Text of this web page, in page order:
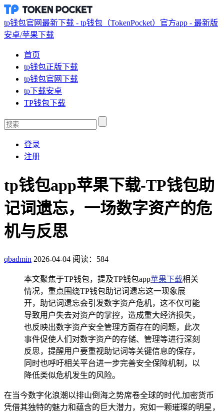
tp钱包官网最新下载 - tp钱包（TokenPocket）官方app - 最新版
安卓/苹果下载
首页
tp钱包正版下载
tp钱包官网下载
tp下载安卓
TP钱包下载
登录
注册
tp钱包app苹果下载-TP钱包助
记词遗忘，一场数字资产的危
机与反思
qbadmin 2026-04-04 阅读：584
本文聚焦于TP钱包，提及TP钱包app苹果下载相关
情况，重点围绕TP钱包助记词遗忘这一现象展
开，助记词遗忘会引发数字资产危机，这不仅可能
导致用户失去对资产的掌控，造成重大经济损失，
也反映出数字资产安全管理方面存在的问题，此次
事件促使人们对数字资产的存储、管理等进行深刻
反思，提醒用户要重视助记词等关键信息的保存，
同时也呼吁相关平台进一步完善安全保障机制，以
降低类似危机发生的风险。
在当今数字化浪潮以排山倒海之势席卷全球的时代,加密货币
凭借其独特的魅力和蕴含的巨大潜力，宛如一颗璀璨的明星，